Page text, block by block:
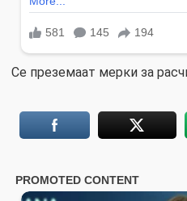
Се преземаат мерки за